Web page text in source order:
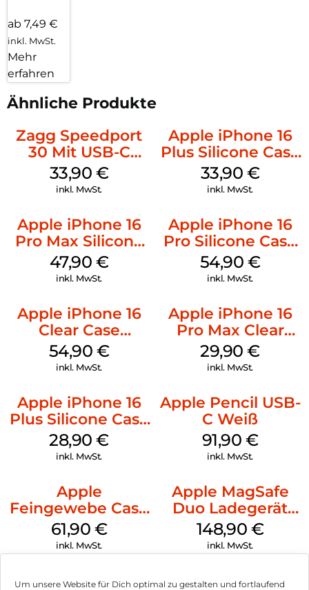
Um unsere Website für Dich optimal zu gestalten und fortlaufend
ab 7,49 €
inkl. MwSt.
Mehr
erfahren
Ähnliche Produkte
Zagg Speedport
30 Mit USB-C
Kabel Weiß
33,90 €
inkl. MwSt.
Apple iPhone 16
Plus Silicone Case
MagSafe Lake
Green
33,90 €
inkl. MwSt.
Apple iPhone 16
Pro Max Silicone
Case MagSafe
Black
47,90 €
inkl. MwSt.
Apple iPhone 16
Pro Silicone Case
MagSafe Black
54,90 €
inkl. MwSt.
Apple iPhone 16
Clear Case
MagSafe
Transparent
54,90 €
inkl. MwSt.
Apple iPhone 16
Pro Max Clear
Case MagSafe
Transparent
29,90€
inkl. MwSt.
Apple iPhone 16
Plus Silicone Case
MagSafe Black
28,90€
inkl. MwSt.
Apple Pencil USB-
C Weiß
91,90 €
inkl. MwSt.
Apple
Feingewebe Case
iPhone 15 Pro
MagSafe Schwarz
61,90 €
inkl. MwSt.
Apple MagSafe
Duo Ladegerät
Weiß
148,90 €
inkl. MwSt.